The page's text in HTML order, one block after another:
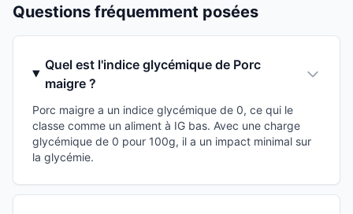
Questions fréquemment posées
Quel est l'indice glycémique de Porc
maigre ?
Porc maigre a un indice glycémique de 0, ce qui le
classe comme un aliment à IG bas. Avec une charge
glycémique de 0 pour 100g, il a un impact minimal sur
la glycémie.